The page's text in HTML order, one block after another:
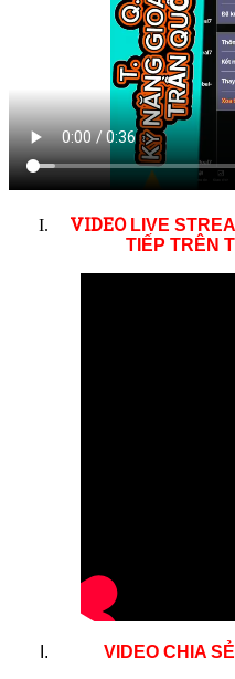
VIDEOLIVE
TIẾP TRÊN
VIDEO CHIA